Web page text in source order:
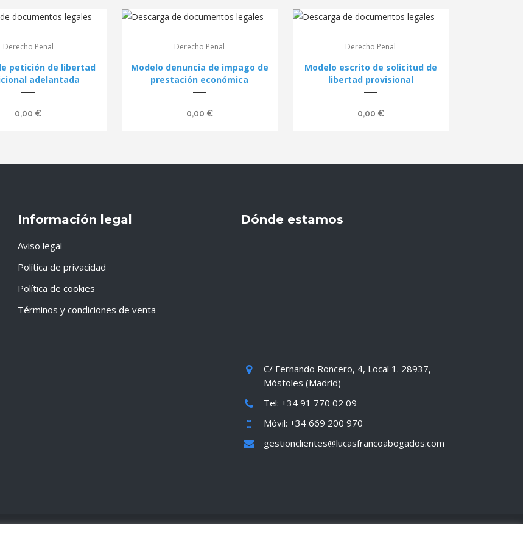
Derecho Penal
petición de libertad
adelantada
0,00 €
Derecho Penal
Modelo denuncia de impago de
prestación económica
0,00 €
Derecho Penal
Modelo escrito de solicitud de
libertad provisional
0,00 €
Información legal
Aviso legal
Política de privacidad
Política de cookies
Términos y condiciones de venta
Dónde estamos
C/ Fernando Roncero, 4, Local 1. 28937,
Móstoles (Madrid)
Tel: +34 91 770 02 09
Móvil: +34 669 200 970
gestionclientes@lucasfrancoabogados.com